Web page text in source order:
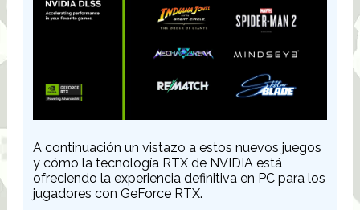
A continuación un vistazo a estos nuevos juegos
y cómo la tecnología RTX de NVIDIA está
ofreciendo la experiencia definitiva en PC para los
jugadores con GeForce RTX.